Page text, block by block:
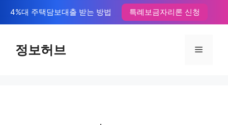
텐
4%대 주택담보대출 받는 방법 특례보금자리론 신청
정보허브 메